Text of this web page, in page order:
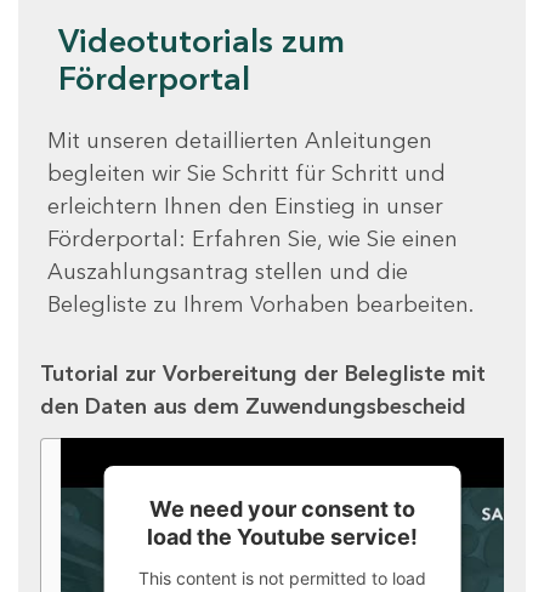
Videotutorials zum
Förderportal
Mit unseren detaillierten Anleitungen
begleiten wir Sie Schritt für Schritt und
erleichtern Ihnen den Einstieg in unser
Förderportal: Erfahren Sie, wie Sie einen
Auszahlungsantrag stellen und die
Belegliste zu Ihrem Vorhaben bearbeiten.
Tutorial zur Vorbereitung der Belegliste mit
den Daten aus dem Zuwendungsbescheid
We need your consent to
load the Youtube service!
This content is not permitted to load